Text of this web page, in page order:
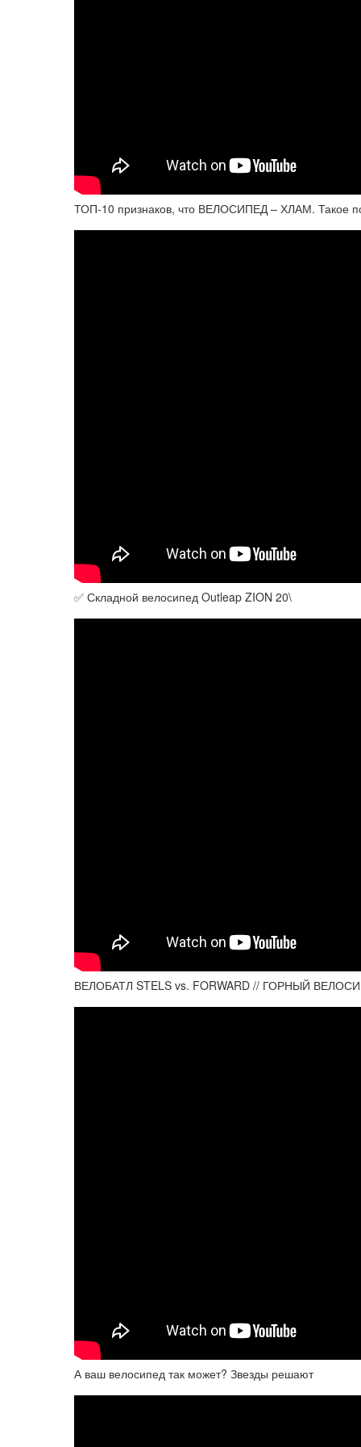
ТОП-10 признаков, что ВЕЛОСИПЕД – ХЛАМ. Такое
✅ Складной велосипед Outleap ZION 20\
ВЕЛОБАТЛ STELS vs. FORWARD // ГОРНЫЙ
А ваш велосипед так может? Звезды решают